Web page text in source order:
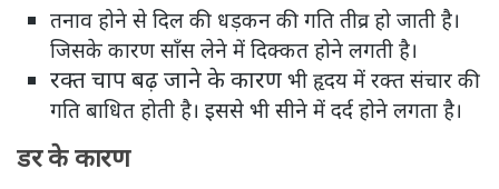
तनाव होने से दिल की धड़कन की गति तीव्र हो जाती है।
जिसके कारण साँस लेने में दिक्कत होने लगती है।
रक्त चाप बढ़ जाने के कारण भी हृदय में रक्त संचार की
गति बाधित होती है। इससे भी सीने में दर्द होने लगता है।
डर के कारण